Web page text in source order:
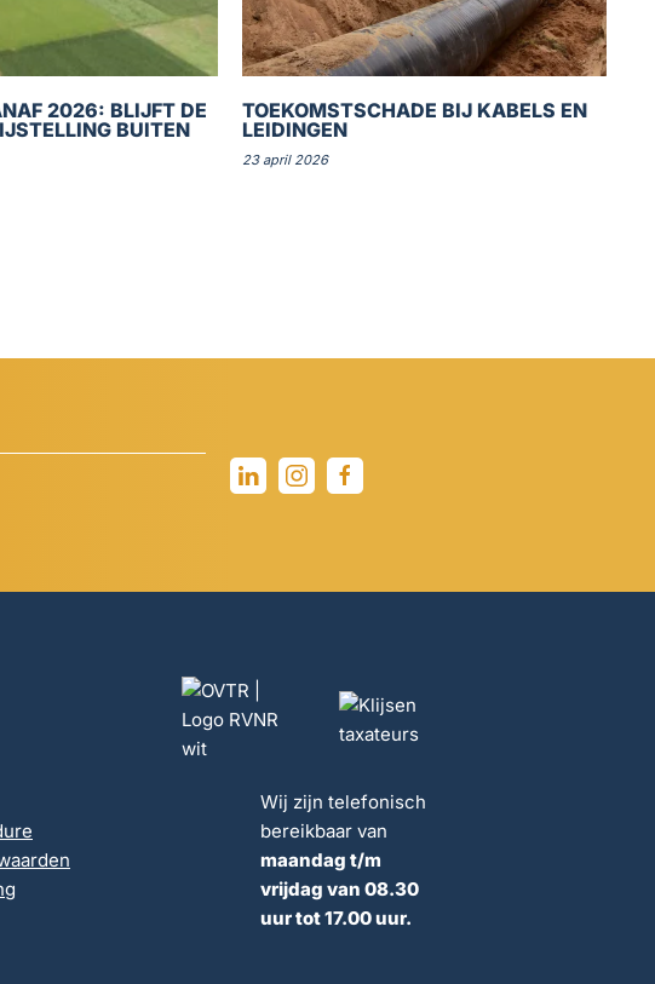
2026: BLIJFT DE
BUITEN
TOEKOMSTSCHADE BIJ KABELS EN
LEIDINGEN
23 april 2026
Wij zijn telefonisch
bereikbaar van
maandag t/m
vrijdag van 08.30
uur tot 17.00 uur.